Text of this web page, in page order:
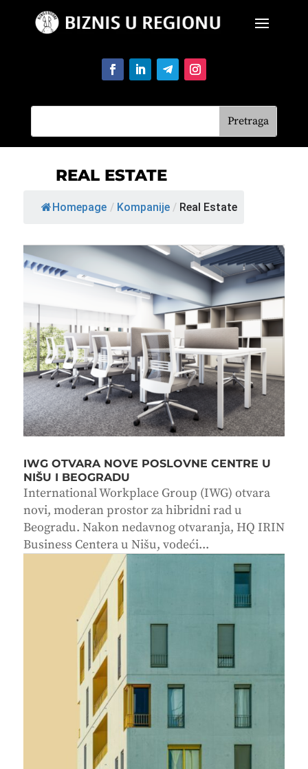
REAL ESTATE
Homepage / Kompanije / Real Estate
IWG OTVARA NOVE POSLOVNE CENTRE U
NIŠU I BEOGRADU
International Workplace Group (IWG) otvara
novi, moderan prostor za hibridni rad u
Beogradu. Nakon nedavnog otvaranja, HQ IRIN
Business Centera u Nišu, vodeći...